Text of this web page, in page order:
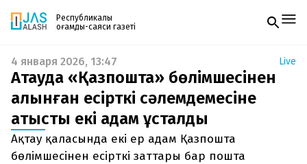
Республикалық
қоғамдық-саяси газеті
Жаңалықтар
Спорт
Live
Руханият
Аймақ
Архив
Заң және тәртіп
Газетке жазылу
PDF форматтағы газетті ай сайын электронды
поштаңызға алып отырыңыз. Жаңа нөмір
шыққан сәтте сізге бірден жіберіледі. Тек email
енгізіңіз, біз қалғанын өзіміз жібереміз.
4 января 2026, 13:47 Live
Ақтауда «Қазпошта» бөлімшесінен
алынған есірткі сәлемдемесіне
қатысты екі адам ұсталды
Ақтау қаласында екі ер адам Қазпошта
бөлімшесінен есірткі заттары бар пошта